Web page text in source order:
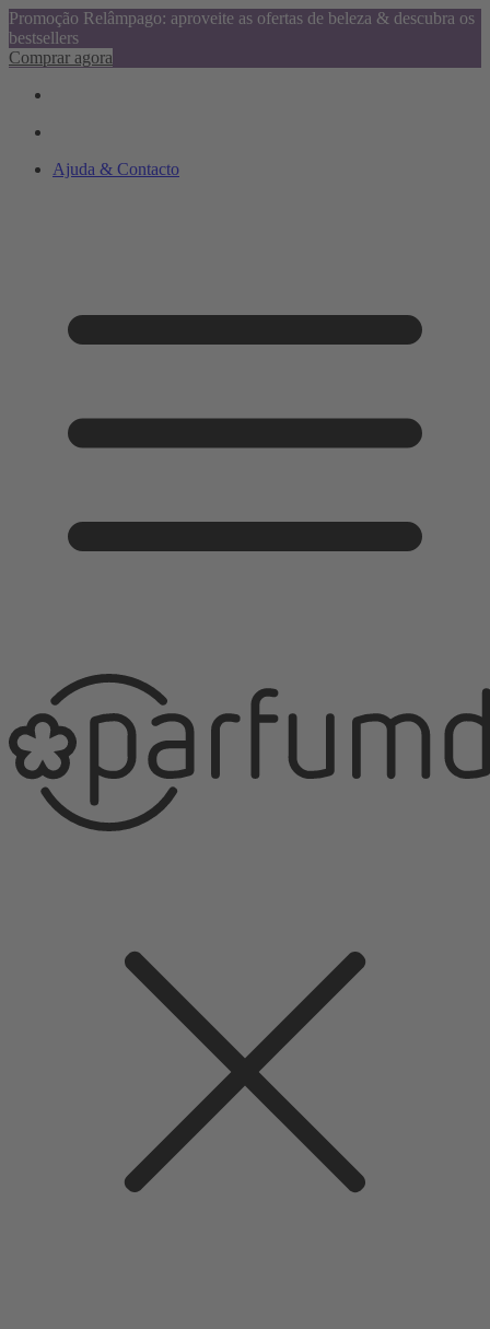
Promoção Relâmpago: aproveite as ofertas de beleza & descubra os
bestsellers
Comprar agora
Ajuda & Contacto